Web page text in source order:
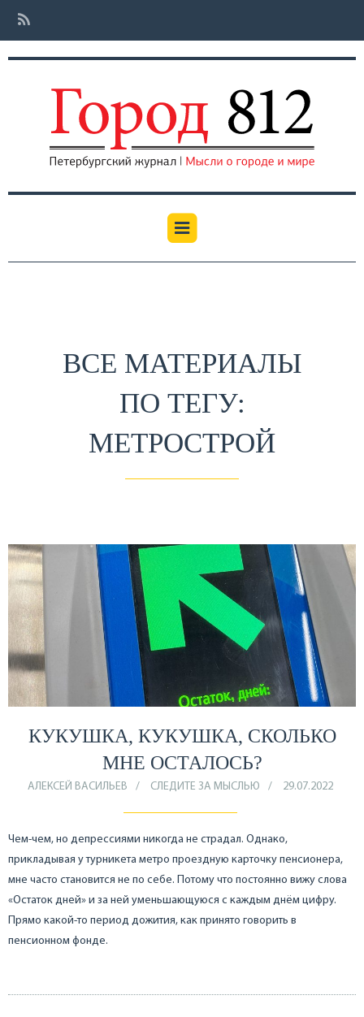
ВСЕ МАТЕРИАЛЫ
ПО ТЕГУ:
МЕТРОСТРОЙ
КУКУШКА, КУКУШКА, СКОЛЬКО
МНЕ ОСТАЛОСЬ?
АЛЕКСЕЙ ВАСИЛЬЕВ СЛЕДИТЕ ЗА МЫСЛЬЮ 29.07.2022
Чем-чем, но депрессиями никогда не страдал. Однако,
прикладывая у турникета метро проездную карточку пенсионера,
мне часто становится не по себе. Потому что постоянно вижу слова
«Остаток дней» и за ней уменьшающуюся с каждым днём цифру.
Прямо какой-то период дожития, как принято говорить в
пенсионном фонде.